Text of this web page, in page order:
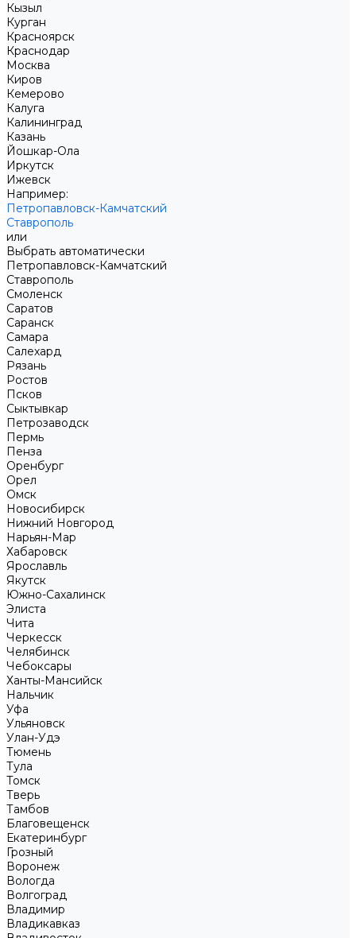
Кызыл
Курган
Красноярск
Краснодар
Москва
Киров
Кемерово
Калуга
Калининград
Казань
Йошкар-Ола
Иркутск
Ижевск
Например:
Петропавловск-Камчатский
Ставрополь
или
Выбрать автоматически
Петропавловск-Камчатский
Ставрополь
Смоленск
Саратов
Саранск
Самара
Салехард
Рязань
Ростов
Псков
Сыктывкар
Петрозаводск
Пермь
Пенза
Оренбург
Орел
Омск
Новосибирск
Нижний Новгород
Нарьян-Мар
Хабаровск
Ярославль
Якутск
Южно-Сахалинск
Элиста
Чита
Черкесск
Челябинск
Чебоксары
Ханты-Мансийск
Нальчик
Уфа
Ульяновск
Улан-Удэ
Тюмень
Тула
Томск
Тверь
Тамбов
Благовещенск
Екатеринбург
Грозный
Воронеж
Вологда
Волгоград
Владимир
Владикавказ